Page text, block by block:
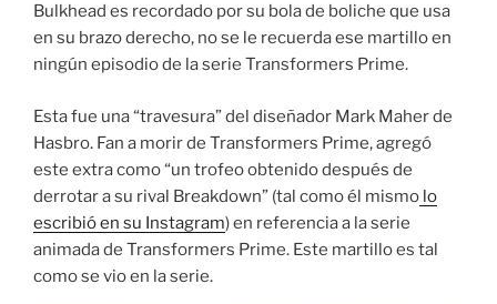
Bulkhead es recordado por su bola de boliche que usa
en su brazo derecho, no se le recuerda ese martillo en
ningún episodio de la serie Transformers Prime.
Esta fue una “travesura” del diseñador Mark Maher de
Hasbro. Fan a morir de Transformers Prime, agregó
este extra como “un trofeo obtenido después de
derrotar a su rival Breakdown” (tal como él mismo lo
escribió en su Instagram) en referencia a la serie
animada de Transformers Prime. Este martillo es tal
como se vio en la serie.